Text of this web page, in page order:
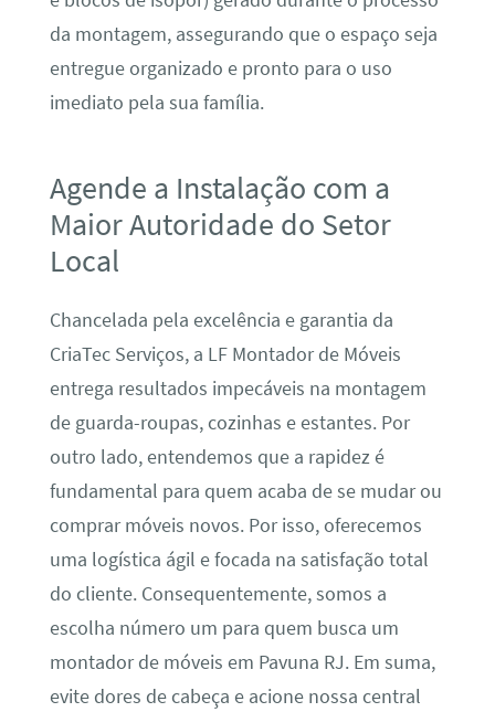
da montagem, assegurando que o espaço seja
entregue organizado e pronto para o uso
imediato pela sua família.
Agende a Instalação com a
Maior Autoridade do Setor
Local
Chancelada pela excelência e garantia da
CriaTec Serviços, a LF Montador de Móveis
entrega resultados impecáveis na montagem
de guarda-roupas, cozinhas e estantes. Por
outro lado, entendemos que a rapidez é
fundamental para quem acaba de se mudar ou
comprar móveis novos. Por isso, oferecemos
uma logística ágil e focada na satisfação total
do cliente. Consequentemente, somos a
escolha número um para quem busca um
montador de móveis em Pavuna RJ. Em suma,
evite dores de cabeça e acione nossa central